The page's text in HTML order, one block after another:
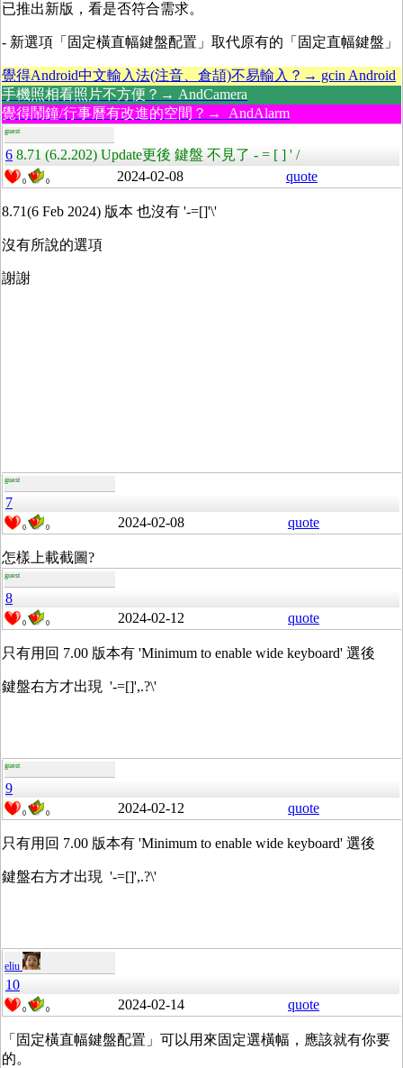
已推出新版，看是否符合需求。
- 新選項「固定橫直幅鍵盤配置」取代原有的「固定直幅鍵盤」
覺得Android中文輸入法(注音、倉頡)不易輸入？→ gcin Android
手機照相看照片不方便？→ AndCamera
覺得鬧鐘/行事曆有改進的空間？→ AndAlarm
guest
6 8.71 (6.2.202) Update更後 鍵盤 不見了 - = [ ] ' /
0 0 2024-02-08 quote
8.71(6 Feb 2024) 版本 也沒有 '-=[]'\'
沒有所說的選項
謝謝
guest
7
0 0 2024-02-08 quote
怎樣上載截圖?
guest
8
0 0 2024-02-12 quote
只有用回 7.00 版本有 'Minimum to enable wide keyboard' 選後
鍵盤右方才出現 '-=[]',.?\'
guest
9
0 0 2024-02-12 quote
只有用回 7.00 版本有 'Minimum to enable wide keyboard' 選後
鍵盤右方才出現 '-=[]',.?\'
eliu
10
0 0 2024-02-14 quote
「固定橫直幅鍵盤配置」可以用來固定選橫幅，應該就有你要
的。